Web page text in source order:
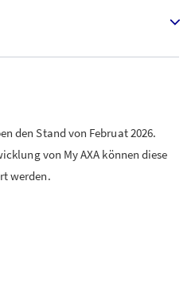
den Stand von Februat 2026.
von My AXA können diese
werden.